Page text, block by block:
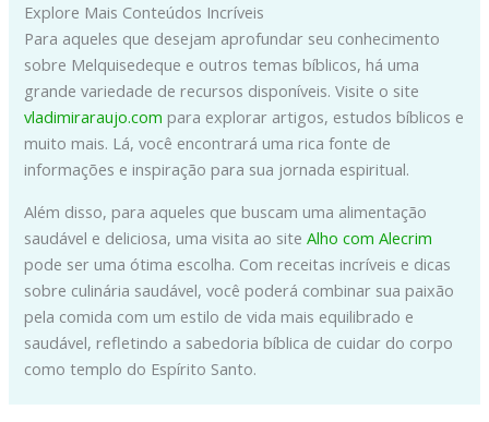
Explore Mais Conteúdos Incríveis
Para aqueles que desejam aprofundar seu conhecimento
sobre Melquisedeque e outros temas bíblicos, há uma
grande variedade de recursos disponíveis. Visite o site
vladimiraraujo.com para explorar artigos, estudos bíblicos e
muito mais. Lá, você encontrará uma rica fonte de
informações e inspiração para sua jornada espiritual.
Além disso, para aqueles que buscam uma alimentação
saudável e deliciosa, uma visita ao siteAlho com Alecrim
pode ser uma ótima escolha. Com receitas incríveis e dicas
sobre culinária saudável, você poderá combinar sua paixão
pela comida com um estilo de vida mais equilibrado e
saudável, refletindo a sabedoria bíblica de cuidar do corpo
como templo do Espírito Santo.